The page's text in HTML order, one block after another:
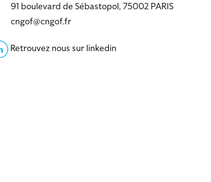
91 boulevard de Sébastopol, 75002 PARIS
cngof@cngof.fr
Retrouvez nous sur linkedin